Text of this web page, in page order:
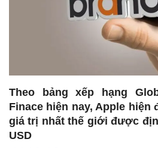
Theo bảng xếp hạng
Finace hiện nay, Apple hiện
giá trị nhất thế giới được
USD